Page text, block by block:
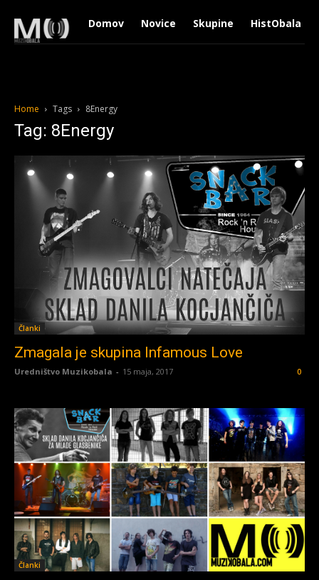
Domov Novice Skupine HistObala
Home Tags 8Energy
Tag: 8Energy
Članki
Zmagala je skupina Infamous Love
Uredništvo Muzikobala - 15 maja, 2017 0
Članki